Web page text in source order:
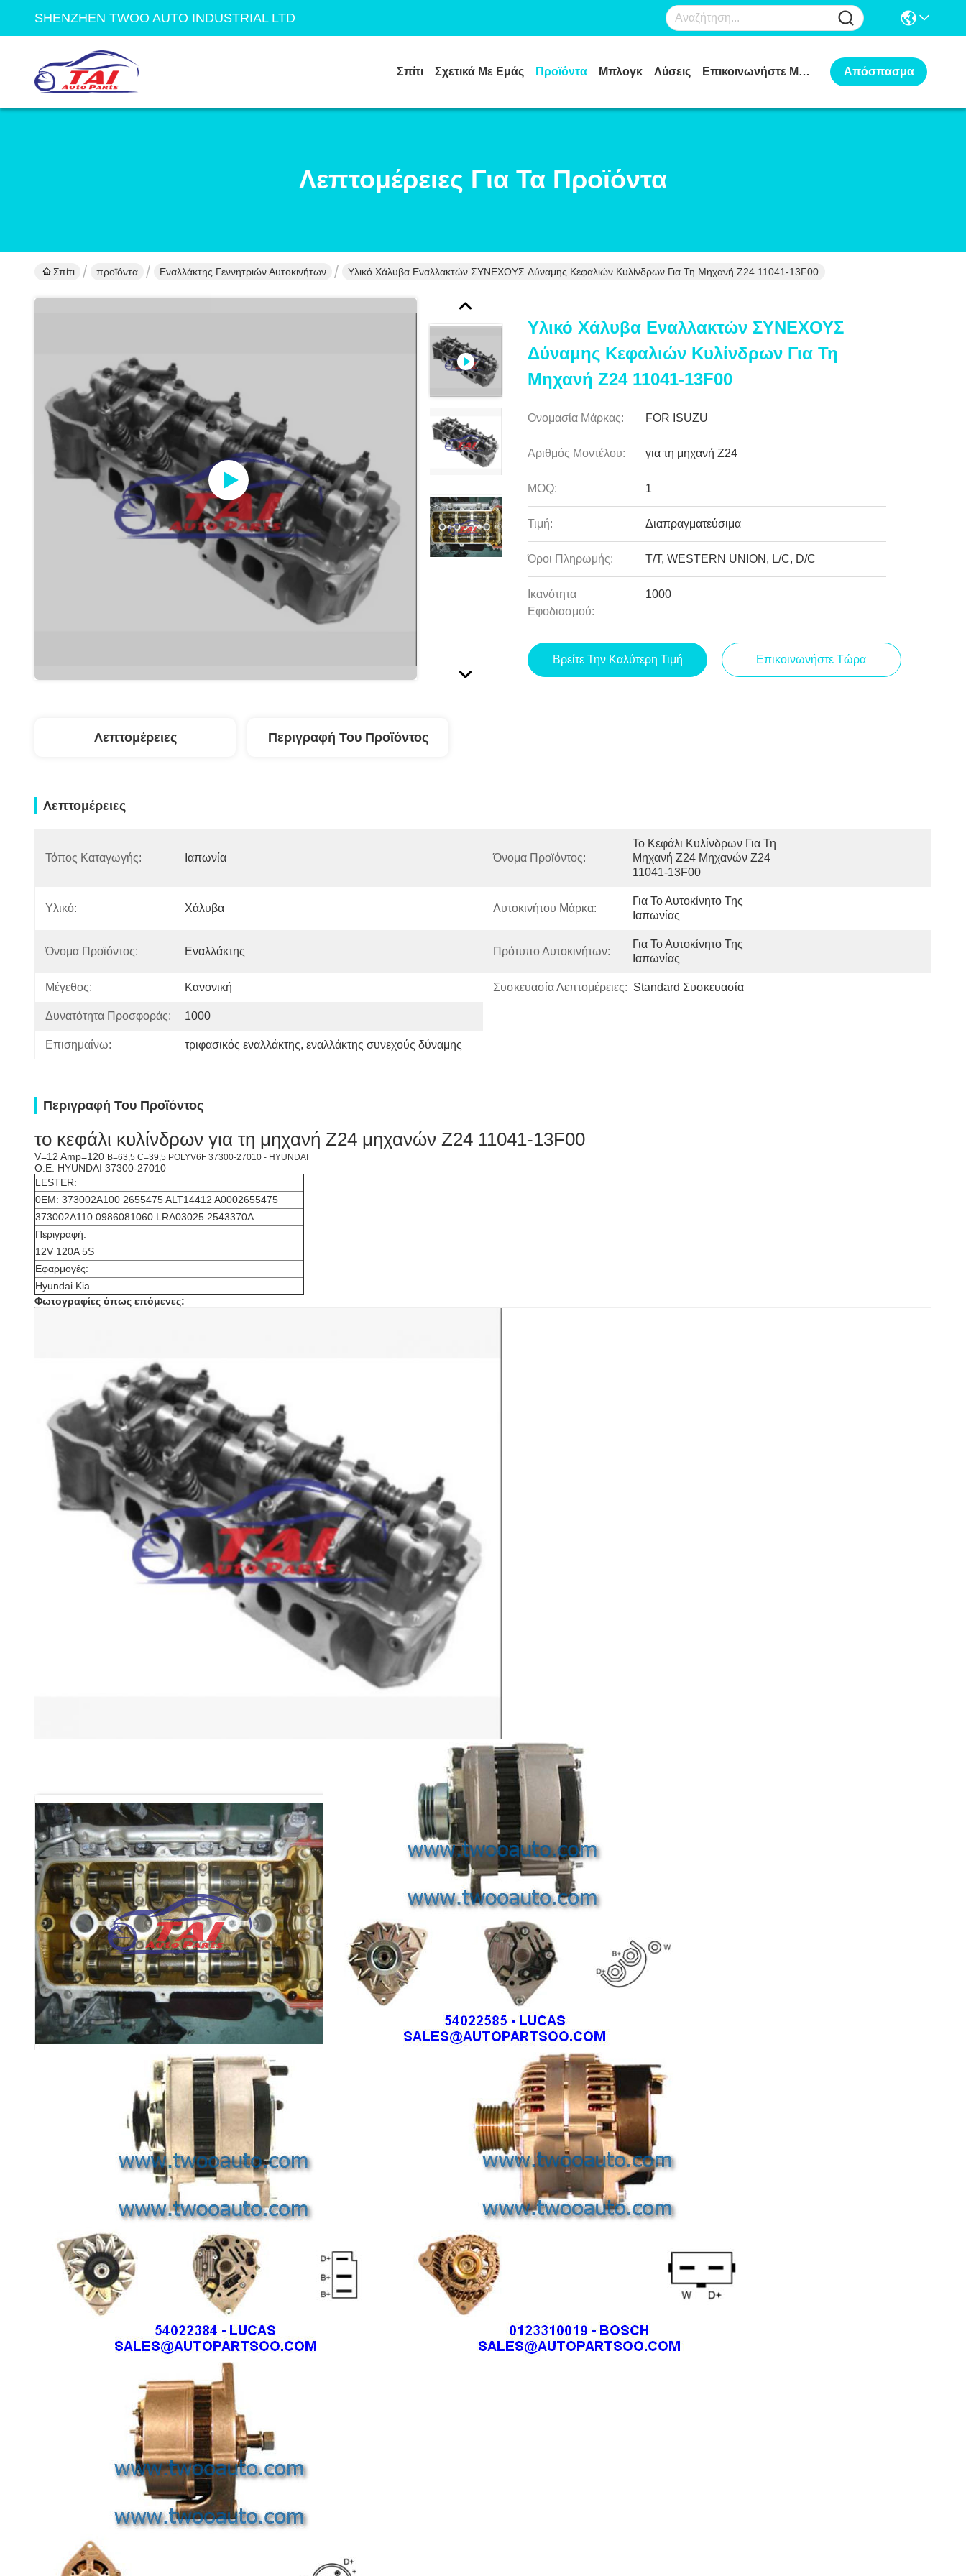
SHENZHEN TWOO AUTO INDUSTRIAL LTD
Σπίτι Σχετικά Με Εμάς Προϊόντα Μπλογκ Λύσεις Επικοινωνήστε Μαζί Μας Απόσπασμα
Λεπτομέρειες Για Τα Προϊόντα
Σπίτι προϊόντα Εναλλάκτης Γεννητριών Αυτοκινήτων Υλικό Χάλυβα Εναλλακτών ΣΥΝΕΧΟΥΣ Δύναμης Κεφαλιών Κυλίνδρων Για Τη Μηχανή Z24 11041-13F00
Υλικό Χάλυβα Εναλλακτών ΣΥΝΕΧΟΥΣ
Δύναμης Κεφαλιών Κυλίνδρων Για Τη
Μηχανή Z24 11041-13F00
Ονομασία Μάρκας: FOR ISUZU
Αριθμός Μοντέλου: για τη μηχανή Z24
MOQ: 1
Τιμή: Διαπραγματεύσιμα
Όροι Πληρωμής: T/T, WESTERN UNION, L/C, D/C
Ικανότητα
Εφοδιασμού:
1000
Βρείτε Την Καλύτερη Τιμή Επικοινωνήστε Τώρα
Λεπτομέρειες Περιγραφή Του Προϊόντος
Λεπτομέρειες
Τόπος Καταγωγής: Ιαπωνία Όνομα Προϊόντος:
Το Κεφάλι Κυλίνδρων Για Τη
Μηχανή Z24 Μηχανών Z24
11041-13F00
Υλικό: Χάλυβα Αυτοκινήτου Μάρκα:
Για Το Αυτοκίνητο Της
Ιαπωνίας
Όνομα Προϊόντος: Εναλλάκτης Πρότυπο Αυτοκινήτων:
Για Το Αυτοκίνητο Της
Ιαπωνίας
Μέγεθος: Κανονική Συσκευασία Λεπτομέρειες: Standard Συσκευασία
Δυνατότητα Προσφοράς: 1000
Επισημαίνω: τριφασικός εναλλάκτης, εναλλάκτης συνεχούς δύναμης
Περιγραφή Του Προϊόντος
το κεφάλι κυλίνδρων για τη μηχανή Z24 μηχανών Z24 11041-13F00
V=12 Amp=120 B=63,5 C=39,5 POLYV6F 37300-27010 - HYUNDAI
O.E. HYUNDAI 37300-27010
LESTER:
0EM: 373002A100 2655475 ALT14412 A0002655475
373002A110 0986081060 LRA03025 2543370A
Περιγραφή:
12V 120A 5S
Εφαρμογές:
Hyundai Kia
Φωτογραφίες όπως επόμενες: